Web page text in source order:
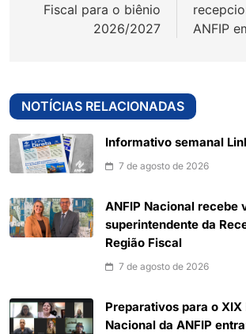
Fiscal para o biênio
2026/2027
ANFIP
NOTÍCIAS RELACIONADAS
Informativo semanal
7 de agosto de 2026
ANFIP Nacional recebe
superintendente da
Região Fiscal
7 de agosto de 2026
Preparativos para o XIX
Nacional da ANFIP